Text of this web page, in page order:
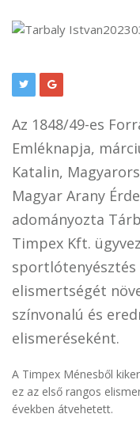
Az 1848/49-es
Emléknapja,
Katalin,
Magyar Arany
adományozta
Timpex Kft.
elismertségét
színvonalú és
elismeréseként.
A Timpex Ménesből
ez az első rangos
években átvehetett.